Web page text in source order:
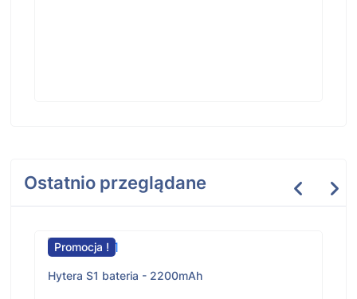
Ostatnio przeglądane
Promocja !
Hytera S1 bateria - 2200mAh